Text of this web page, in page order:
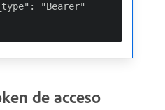
"Bearer"
de acceso